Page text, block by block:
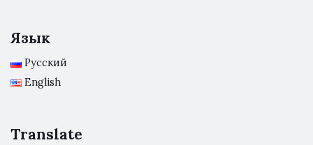
Язык
Русский
English
Translate